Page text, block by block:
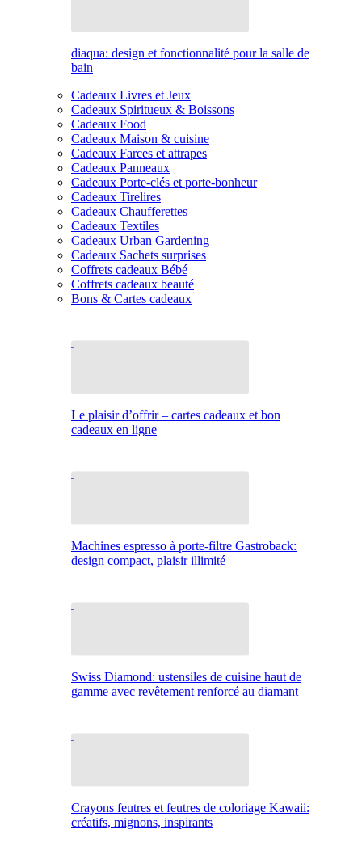
diaqua: design et fonctionnalité pour la salle de
bain
Cadeaux Livres et Jeux
Cadeaux Spiritueux & Boissons
Cadeaux Food
Cadeaux Maison & cuisine
Cadeaux Farces et attrapes
Cadeaux Panneaux
Cadeaux Porte-clés et porte-bonheur
Cadeaux Tirelires
Cadeaux Chaufferettes
Cadeaux Textiles
Cadeaux Urban Gardening
Cadeaux Sachets surprises
Coffrets cadeaux Bébé
Coffrets cadeaux beauté
Bons & Cartes cadeaux
Le plaisir d’offrir – cartes cadeaux et bon
cadeaux en ligne
Machines espresso à porte-filtre Gastroback:
design compact, plaisir illimité
Swiss Diamond: ustensiles de cuisine haut de
gamme avec revêtement renforcé au diamant
Crayons feutres et feutres de coloriage Kawaii:
créatifs, mignons, inspirants